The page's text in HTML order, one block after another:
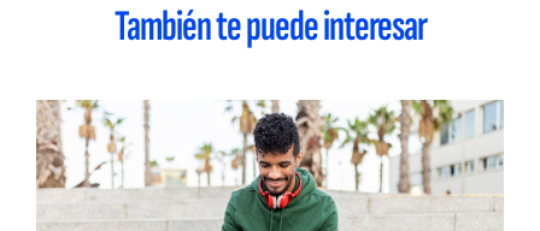
También te puede interesar